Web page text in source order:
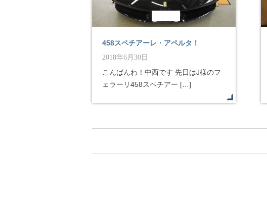
458スペチアーレ・アペルタ！
2018年6月30日
こんばんわ！中西です 先日はJ様のフ
ェラーリ458スペチアー […]